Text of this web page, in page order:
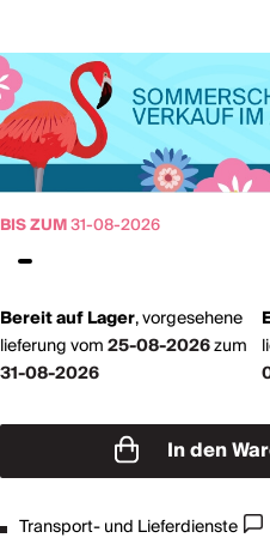
BIS ZUM31-08-2026
Bereit auf Lager,vorgesehene
lieferung vom25-08-2026zum
31-08-2026
In den
Transport- und Lieferdienste